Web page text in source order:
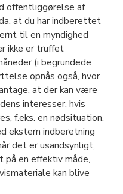
offentliggørelse af
at du har indberettet
til en myndighed
ikke er truffet
(i begrundede
opnås også, hvor
at der kan være
interesser, hvis
f.eks. en nødsituation.
ekstern indberetning
det er usandsynligt,
en effektiv måde,
kan blive